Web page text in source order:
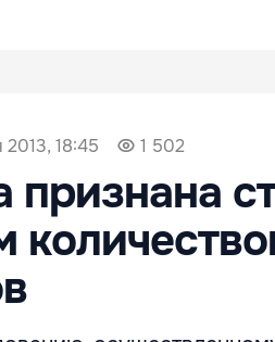
2013, 18:45 1 502
признана